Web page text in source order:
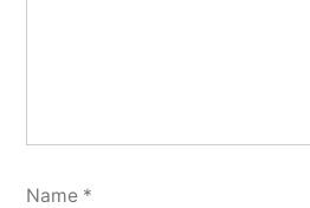
Name *